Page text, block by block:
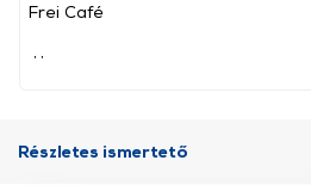
Frei Café
Részletes ismertető